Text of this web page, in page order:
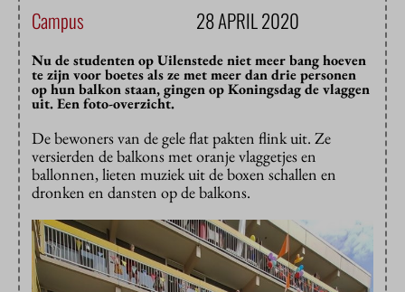
Campus 28 APRIL 2020
Nu de studenten op Uilenstede niet meer bang hoeven
te zijn voor boetes als ze met meer dan drie personen
op hun balkon staan, gingen op Koningsdag de vlaggen
uit. Een foto-overzicht.
De bewoners van de gele flat pakten flink uit. Ze
versierden de balkons met oranje vlaggetjes en
ballonnen, lieten muziek uit de boxen schallen en
dronken en dansten op de balkons.